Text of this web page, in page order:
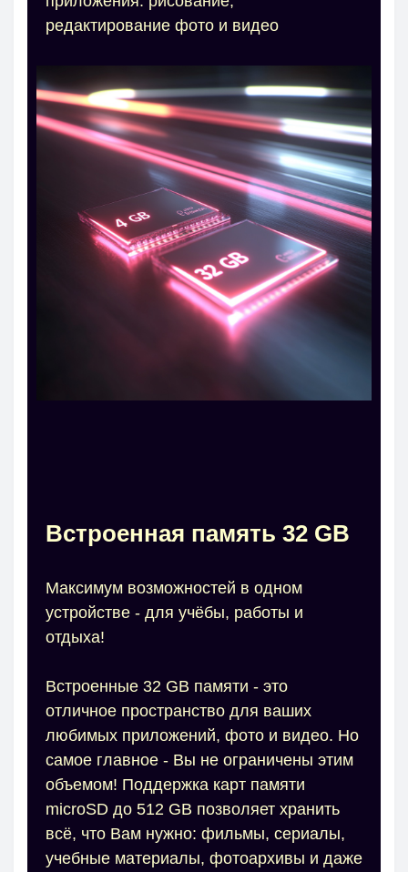
редактирование фото и видео
Встроенная память 32 GB
Максимум возможностей в одном
устройстве - для учёбы, работы и
отдыха!
Встроенные 32 GB памяти - это
отличное пространство для ваших
любимых приложений, фото и видео. Но
самое главное - Вы не ограничены этим
объемом! Поддержка карт памяти
microSD до 512 GB позволяет хранить
всё, что Вам нужно: фильмы, сериалы,
учебные материалы, фотоархивы и даже